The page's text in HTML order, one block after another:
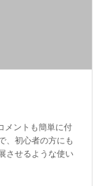
メントも簡単に付
、初心者の方にも
させるような使い